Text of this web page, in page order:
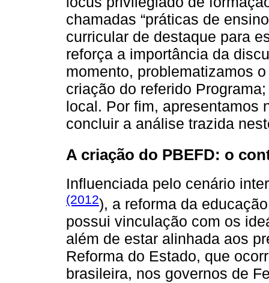
chamadas “práticas de
curricular de destaque para
reforça a importância da
momento, problematizamos
criação do referido
local. Por fim, apresentamos
concluir a análise trazida
A criação do PBEFD: o
Influenciada pelo cenário
(2012), a reforma da
possui vinculação com os
além de estar alinhada aos
Reforma do Estado, que
brasileira, nos governos de